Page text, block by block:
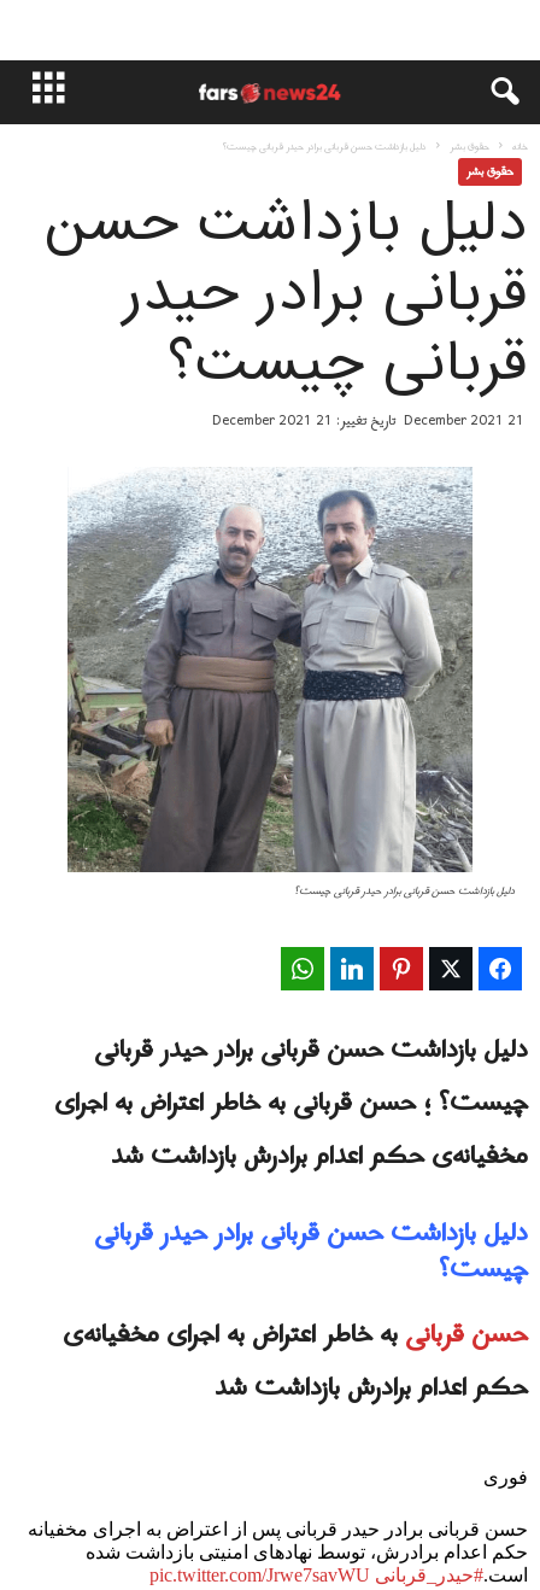
خانه حقوق بشر دلیل بازداشت حسن قربانی برادر حیدر قربانی چیست؟
حقوق بشر
دلیل بازداشت حسن
قربانی برادر حیدر
قربانی چیست؟
21 December 2021 تاریخ تغییر: 21 December 2021
دلیل بازداشت حسن قربانی برادر حیدر قربانی چیست؟
Facebook
Twitter
Pinterest
LinkedIn
دلیل بازداشت حسن قربانی برادر حیدر قربانی
چیست؟ ؛ حسن قربانی به خاطر اعتراض به اجرای
مخفیانه‌ی حکم اعدام برادرش بازداشت شد
دلیل بازداشت حسن قربانی برادر حیدر قربانی
چیست؟
حسن قربانیبه خاطر اعتراض به اجرای مخفیانه‌ی
حکم اعدام برادرش بازداشت شد
فوری
حسن قربانی برادر حیدر قربانی پس از اعتراض به اجرای مخفیانه
حکم اعدام برادرش، توسط نهادهای امنیتی بازداشت شده
است.#حیدر_قربانی pic.twitter.com/Jrwe7savWU